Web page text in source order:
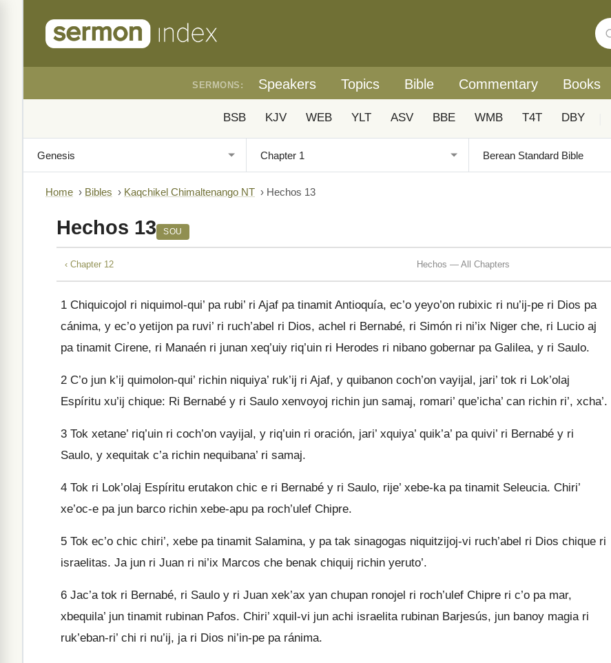
SERMONS: Speakers Topics Bible Commentary Books
BSB KJV WEB YLT ASV BBE WMB T4T DBY
Home › Bibles › Kaqchikel Chimaltenango NT › Hechos 13
Hechos 13 SOU
‹ Chapter 12 Hechos — All Chapters
1 Chiquicojol ri niquimol-qui’ pa rubi’ ri Ajaf pa tinamit Antioquía, ec’o yeyo’on rubixic ri nu’ij-pe ri Dios pa
cánima, y ec’o yetijon pa ruvi’ ri ruch’abel ri Dios, achel ri Bernabé, ri Simón ri ni’ix Niger che, ri Lucio aj
pa tinamit Cirene, ri Manaén ri junan xeq’uiy riq’uin ri Herodes ri nibano gobernar pa Galilea, y ri Saulo.
2 C’o jun k’ij quimolon-qui’ richin niquiya’ ruk’ij ri Ajaf, y quibanon coch’on vayijal, jari’ tok ri Lok’olaj
Espíritu xu’ij chique: Ri Bernabé y ri Saulo xenvoyoj richin jun samaj, romari’ que’icha’ can richin ri’, xcha’.
3 Tok xetane’ riq’uin ri coch’on vayijal, y riq’uin ri oración, jari’ xquiya’ quik’a’ pa quivi’ ri Bernabé y ri
Saulo, y xequitak c’a richin nequibana’ ri samaj.
4 Tok ri Lok’olaj Espíritu erutakon chic e ri Bernabé y ri Saulo, rije’ xebe-ka pa tinamit Seleucia. Chiri’
xe’oc-e pa jun barco richin xebe-apu pa roch’ulef Chipre.
5 Tok ec’o chic chiri’, xebe pa tinamit Salamina, y pa tak sinagogas niquitzijoj-vi ruch’abel ri Dios chique ri
israelitas. Ja jun ri Juan ri ni’ix Marcos che benak chiquij richin yeruto’.
6 Jac’a tok ri Bernabé, ri Saulo y ri Juan xek’ax yan chupan ronojel ri roch’ulef Chipre ri c’o pa mar,
xbequila’ jun tinamit rubinan Pafos. Chiri’ xquil-vi jun achi israelita rubinan Barjesús, jun banoy magia ri
ruk’eban-ri’ chi ri nu’ij, ja ri Dios ni’in-pe pa ránima.